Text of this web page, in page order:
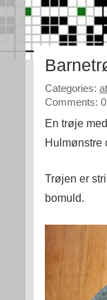
Categories:
Comments: 0
En trøje
Hulmønstre
Trøjen er
bomuld.